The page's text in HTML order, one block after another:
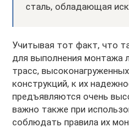
сталь, обладающая
Учитывая тот факт, что
для выполнения монтажа
трасс,
конструкций, к их
предъявляются очень
важно также при
соблюдать правила их